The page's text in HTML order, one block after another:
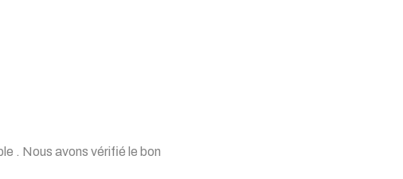
. Nous avons vérifié le bon